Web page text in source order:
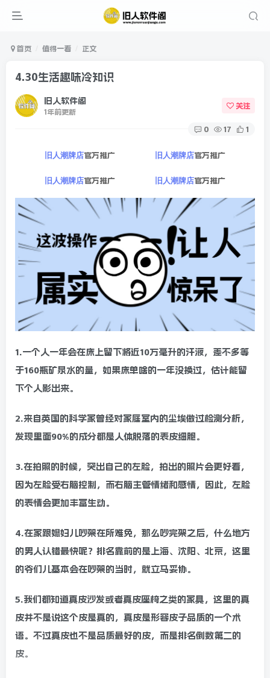
首页 值得一看 正文
4.30生活趣味冷知识
旧人软件阁
1年前更新
关注
0 17 1
旧人潮牌店官方推广 旧人潮牌店官方推广
旧人潮牌店官方推广 旧人潮牌店官方推广
1.一个人一年会在床上留下将近10万毫升的汗液，差不多等
于160瓶矿泉水的量，如果床单啥的一年没换过，估计能留
下个人影出来。
2.来自英国的科学家曾经对家庭室内的尘埃做过检测分析，
发现里面90%的成分都是人体脱落的表皮细胞。
3.在拍照的时候，突出自己的左脸，拍出的照片会更好看，
因为左脸受右脑控制，而右脑主管情绪和感情，因此，左脸
的表情会更加丰富生动。
4.在家跟媳妇儿吵架在所难免，那么吵完架之后，什么地方
的男人认错最快呢？排名靠前的是上海、沈阳、北京，这里
的爷们儿基本会在吵架的当时，就立马妥协。
5.我们都知道真皮沙发或者真皮座椅之类的家具，这里的真
皮并不是说这个皮是真的，真皮是形容皮子品质的一个术
语。不过真皮也不是品质最好的皮，而是排名倒数第二的
皮。